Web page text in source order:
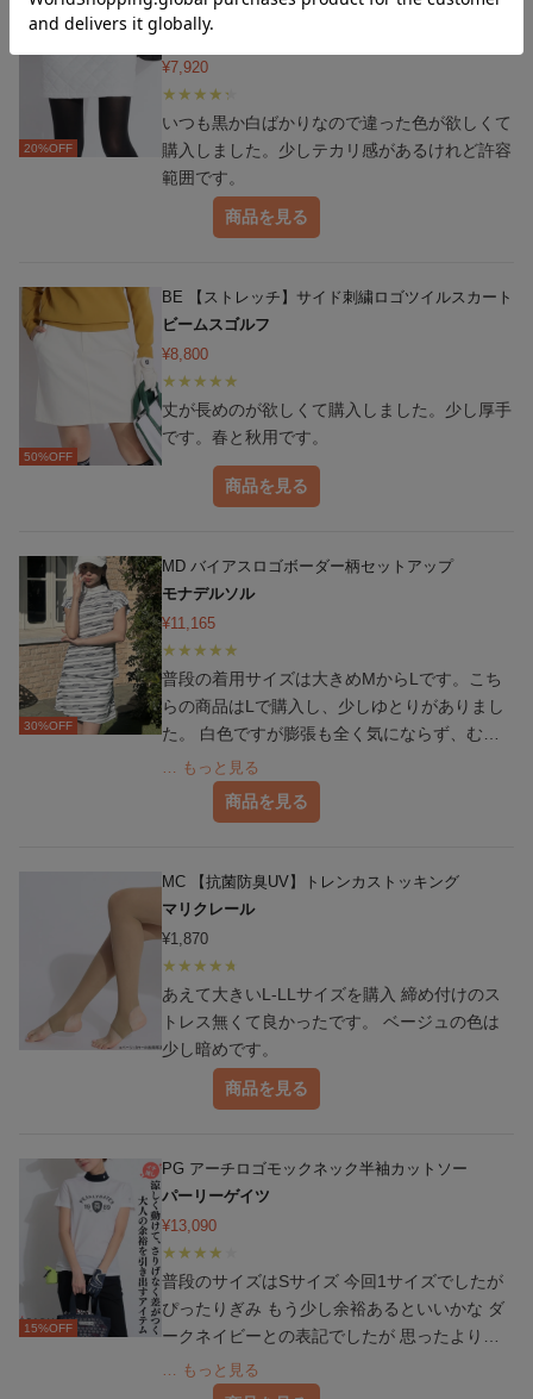
20%OFF
スカート
アンサネス
¥7,920
いつも黒か白ばかりなので違った色が欲しくて
購入しました。少しテカリ感があるけれど許容
範囲です。
商品を見る
50%OFF
BE 【ストレッチ】サイド刺繍ロゴツイルスカート
ビームスゴルフ
¥8,800
丈が長めのが欲しくて購入しました。少し厚手
です。春と秋用です。
商品を見る
30%OFF
MD バイアスロゴボーダー柄セットアップ
モナデルソル
¥11,165
普段の着用サイズは大きめMからLです。こち
らの商品はLで購入し、少しゆとりがありまし
た。 白色ですが膨張も全く気にならず、むし
ろ逆の効果があったように思います。 トップ
の着丈は十分にあるため、スイングしても肌の
露出は気になりませんでした。 ヌード色の下
は問題なかったです。 購入の際の添付カード
… もっと見る
商品を見る
MC 【抗菌防臭UV】トレンカストッキング
マリクレール
¥1,870
あえて大きいL-LLサイズを購入 締め付けのス
トレス無くて良かったです。 ベージュの色は
少し暗めです。
商品を見る
15%OFF
PG アーチロゴモックネック半袖カットソー
パーリーゲイツ
¥13,090
普段のサイズはSサイズ 今回1サイズでしたが
ぴったりぎみ もう少し余裕あるといいかな ダ
ークネイビーとの表記でしたが 思ったより濃
い色ではなかった 襟が白でアクセントになっ
ていて気に入っています
… もっと見る